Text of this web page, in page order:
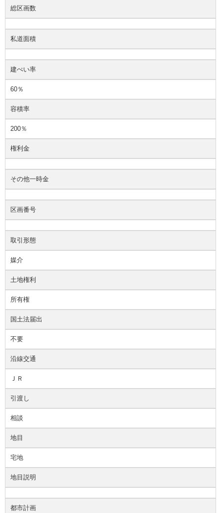
総区画数
私道面積
建ぺい率
60％
容積率
200％
権利金
その他一時金
区画番号
取引形態
媒介
土地権利
所有権
国土法届出
不要
沿線交通
ＪＲ
引渡し
相談
地目
宅地
地目説明
都市計画